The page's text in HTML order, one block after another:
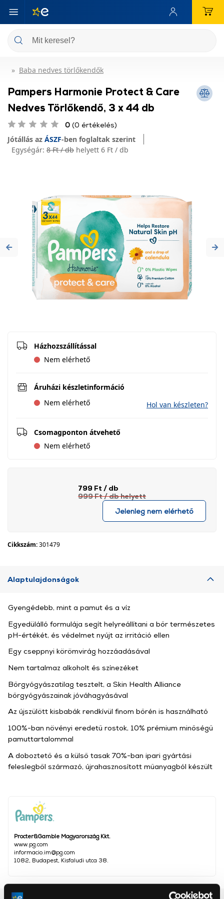
Baba nedves törlőkendők
Pampers Harmonie Protect & Care
Nedves Törlőkendő, 3 x 44 db
0 (0 értékelés)
Jótállás az ÁSZF-ben foglaltak szerint
Egységár: 8 Ft / db helyett 6 Ft / db
Previous
Házhozszállítással
Nem elérhető
Áruházi készletinformáció
Nem elérhető
Hol van készleten?
Csomagponton átvehető
Nem elérhető
799 Ft / db
999 Ft/ dbhelyett
Jelenleg nem elérhető
Cikkszám:301479
Alaptulajdonságok
Procter&Gamble Magyarország Kkt.
www.pg.com
informacio.im@pg.com
1082, Budapest, Kisfaludi utca 38.
Gyengédebb, mint a pamut és a víz
Egyedülálló formulája segít helyreállítani a bőr természetes
pH-értékét, és védelmet nyújt az irritáció ellen
Egy cseppnyi körömvirág hozzáadásával
Nem tartalmaz alkoholt és színezéket
Bőrgyógyászatilag tesztelt, a Skin Health Alliance
bőrgyógyászainak jóváhagyásával
Az újszülött kisbabák rendkívül finom bőrén is használható
100%-ban növényi eredetű rostok, 10% prémium minőségű
pamuttartalommal
A doboztető és a külső tasak 70%-ban ipari gyártási
feleslegből származó, újrahasznosított műanyagból készült